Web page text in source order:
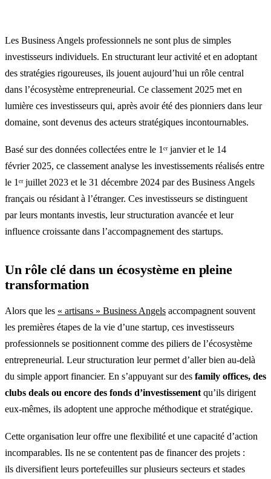
Les Business Angels professionnels ne sont plus de simples
investisseurs individuels. En structurant leur activité et en adoptant
des stratégies rigoureuses, ils jouent aujourd’hui un rôle central
dans l’écosystème entrepreneurial. Ce classement 2025 met en
lumière ces investisseurs qui, après avoir été des pionniers dans leur
domaine, sont devenus des acteurs stratégiques incontournables.
Basé sur des données collectées entre le 1ᵉʳ janvier et le 14
février 2025, ce classement analyse les investissements réalisés entre
le 1ᵉʳ juillet 2023 et le 31 décembre 2024 par des Business Angels
français ou résidant à l’étranger. Ces investisseurs se distinguent
par leurs montants investis, leur structuration avancée et leur
influence croissante dans l’accompagnement des startups.
Un rôle clé dans un écosystème en pleine
transformation
Alors que les « artisans » Business Angels accompagnent souvent
les premières étapes de la vie d’une startup, ces investisseurs
professionnels se positionnent comme des piliers de l’écosystème
entrepreneurial. Leur structuration leur permet d’aller bien au-delà
du simple apport financier. En s’appuyant sur des family offices, des
clubs deals ou encore des fonds d’investissement qu’ils dirigent
eux-mêmes, ils adoptent une approche méthodique et stratégique.
Cette organisation leur offre une flexibilité et une capacité d’action
incomparables. Ils ne se contentent pas de financer des projets :
ils diversifient leurs portefeuilles sur plusieurs secteurs et stades